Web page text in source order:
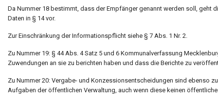
Da Nummer 18 bestimmt, dass der Empfänger genannt werden soll, geht
Daten in § 14 vor.
Zur Einschränkung der Informationspflicht siehe § 7 Abs. 1 Nr. 2.
Zu Nummer 19: § 44 Abs. 4 Satz 5 und 6 Kommunalverfassung
Zuwendungen an sie zu berichten haben und dass die Berichte zu
Zu Nummer 20: Vergabe- und Konzessionsentscheidungen sind ebenso
Aufgaben der öffentlichen Verwaltung, auch wenn diese keinen